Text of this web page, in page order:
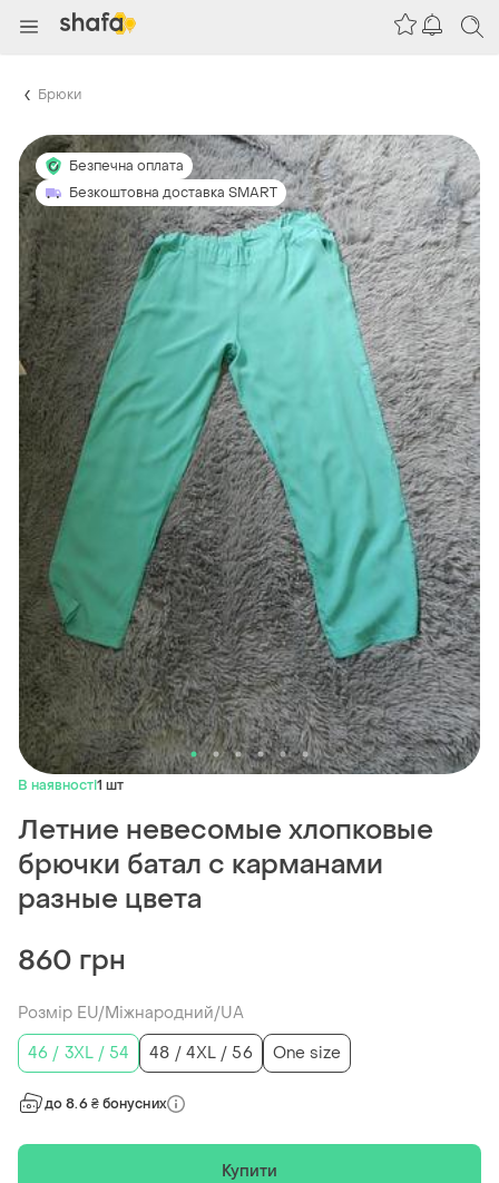
Брюки
Безпечна оплата
Безкоштовна доставка SMART
В наявності1 шт
Летние невесомые хлопковые
брючки батал с карманами
разные цвета
860 грн
Розмір EU/Міжнародний/UA
46 / 3XL / 54
48 / 4XL / 56 One size
до 8.6 ₴ бонусних
Купити